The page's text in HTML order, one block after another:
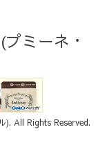
ミーネ・
). All Rights Reserved.